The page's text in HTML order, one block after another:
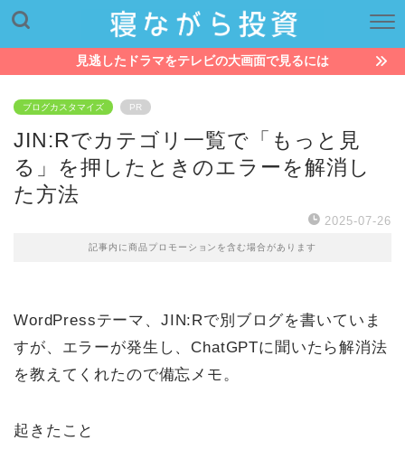
見逃したドラマをテレビの大画面で見るには
ブログカスタマイズ PR
JIN:Rでカテゴリ一覧で「もっと見
る」を押したときのエラーを解消し
た方法
2025-07-26
記事内に商品プロモーションを含む場合があります
WordPressテーマ、JIN:Rで別ブログを書いていま
すが、エラーが発生し、ChatGPTに聞いたら解消法
を教えてくれたので備忘メモ。
起きたこと